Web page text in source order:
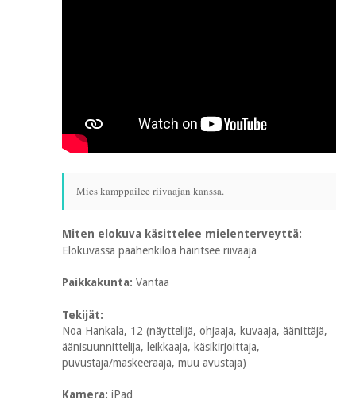
Mies kamppailee riivaajan kanssa.
Miten elokuva käsittelee mielenterveyttä:
Elokuvassa päähenkilöä häiritsee riivaaja…
Paikkakunta: Vantaa
Tekijät:
Noa Hankala, 12 (näyttelijä, ohjaaja, kuvaaja, äänittäjä,
äänisuunnittelija, leikkaaja, käsikirjoittaja,
puvustaja/maskeeraaja, muu avustaja)
Kamera: iPad